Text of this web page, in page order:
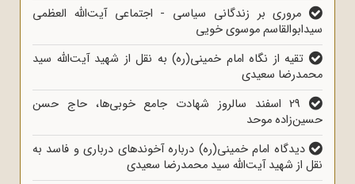
مروری بر زندگانی سیاسی - اجتماعی آیت‌الله العظمی
سیدابوالقاسم موسوی خویی
تقیه از نگاه امام خمینی(ره) به نقل از شهید آیت‌الله سید
محمدرضا سعیدی
29 اسفند سالروز شهادت جامع خوبی‌ها، حاج حسن
حسین‌زاده موحد
دیدگاه امام خمینی(ره) درباره آخوندهای درباری و فاسد به
نقل از شهید آیت‌الله سید محمدرضا سعیدی